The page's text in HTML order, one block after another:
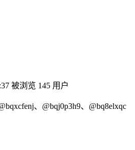
被浏览 145 用户
、@bqj0p3h9、@bq8elxqc